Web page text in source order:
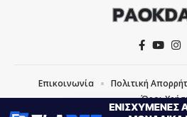
Επικοινωνία
Πολιτική
Όροι